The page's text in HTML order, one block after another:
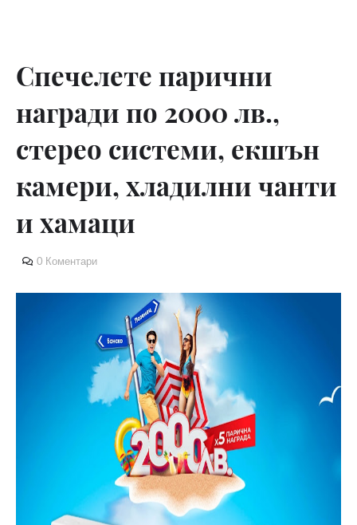
Спечелете парични
награди по 2000 лв.,
стерео системи, екшън
камери, хладилни чанти
и хамаци
0 Коментари